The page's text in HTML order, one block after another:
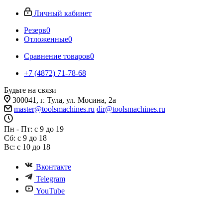
Личный кабинет
Резерв0
Отложенные0
Сравнение товаров0
+7 (4872) 71-78-68
Будьте на связи
300041, г. Тула, ул. Мосина, 2а
master@toolsmachines.ru dir@toolsmachines.ru
Пн - Пт: с 9 до 19
Сб: с 9 до 18
Вс: с 10 до 18
Вконтакте
Telegram
YouTube